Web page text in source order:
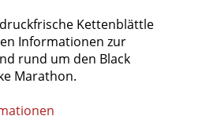
Kettenblättle
Informationen zur
rund um den Black
Marathon.